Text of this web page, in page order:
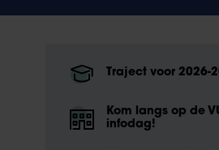
Traject voor 2026-
Kom langs op de
infodag!